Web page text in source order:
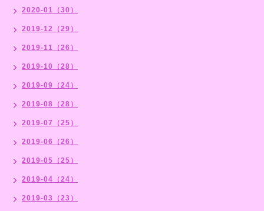
2020-01（30）
2019-12（29）
2019-11（26）
2019-10（28）
2019-09（24）
2019-08（28）
2019-07（25）
2019-06（26）
2019-05（25）
2019-04（24）
2019-03（23）